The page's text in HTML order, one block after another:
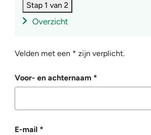
Velden met een * zijn verplicht.
Voor- en achternaam *
E-mail *
Stap 1 van 2
Overzicht